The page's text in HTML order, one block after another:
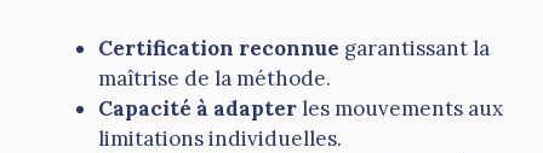
Certification reconnue garantissant la
maîtrise de la méthode.
Capacité à adapterles mouvements aux
limitations individuelles.